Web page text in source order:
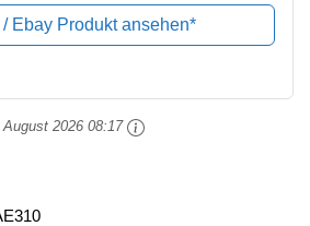
Ebay Produkt ansehen*
August 2026 08:17